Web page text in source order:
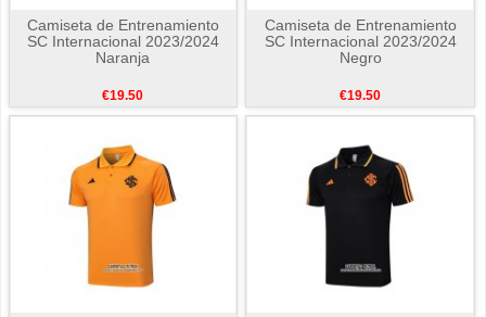
Camiseta de Entrenamiento
SC Internacional 2023/2024
Naranja
€19.50
Camiseta de Entrenamiento
SC Internacional 2023/2024
Negro
€19.50